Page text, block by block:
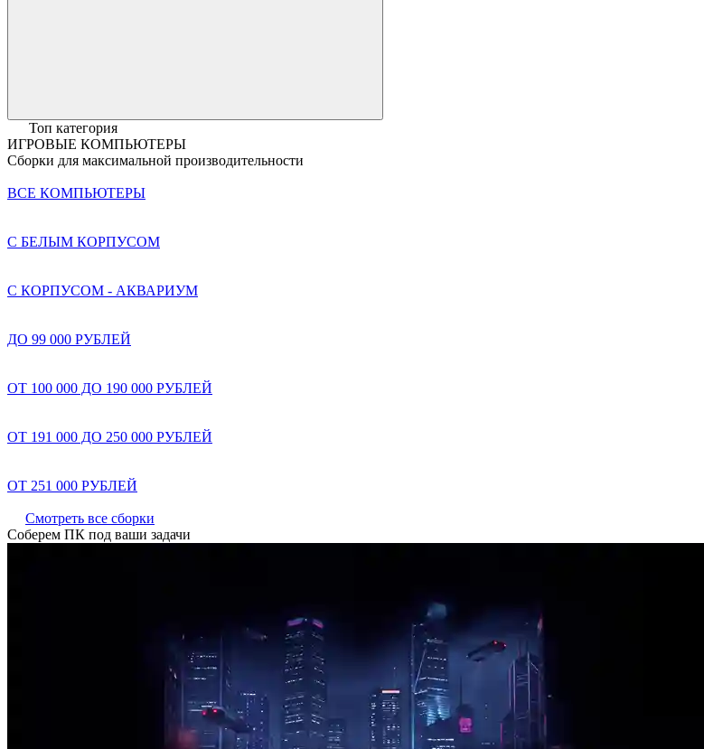
Топ категория
ИГРОВЫЕ КОМПЬЮТЕРЫ
Сборки для максимальной производительности
ВСЕ КОМПЬЮТЕРЫ
С БЕЛЫМ КОРПУСОМ
С КОРПУСОМ - АКВАРИУМ
ДО 99 000 РУБЛЕЙ
ОТ 100 000 ДО 190 000 РУБЛЕЙ
ОТ 191 000 ДО 250 000 РУБЛЕЙ
ОТ 251 000 РУБЛЕЙ
Смотреть все сборки
Соберем ПК под ваши задачи